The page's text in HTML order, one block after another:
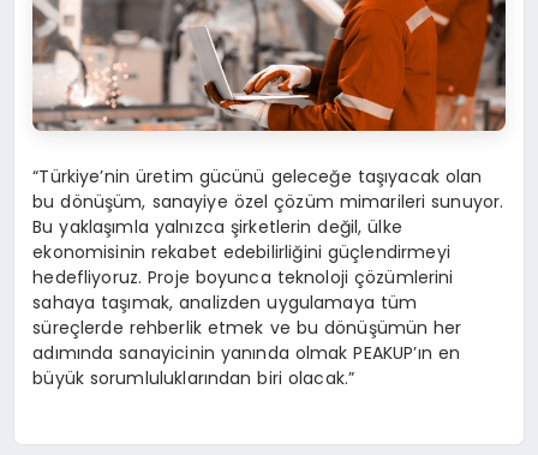
“Türkiye’nin üretim gücünü geleceğe taşıyacak olan
bu dönüşüm, sanayiye özel çözüm mimarileri sunuyor.
Bu yaklaşımla yalnızca şirketlerin değil, ülke
ekonomisinin rekabet edebilirliğini güçlendirmeyi
hedefliyoruz. Proje boyunca teknoloji çözümlerini
sahaya taşımak, analizden uygulamaya tüm
süreçlerde rehberlik etmek ve bu dönüşümün her
adımında sanayicinin yanında olmak PEAKUP’ın en
büyük sorumluluklarından biri olacak.”